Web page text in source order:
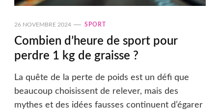
26 NOVEMBRE 2024 SPORT
Combien d’heure de sport pour
perdre 1 kg de graisse ?
La quête de la perte de poids est un défi que
beaucoup choisissent de relever, mais des
mythes et des idées fausses continuent d’égarer